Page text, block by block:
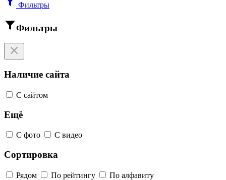
Фильтры
Фильтры
Наличие сайта
С сайтом
Ещё
С фото С видео
Сортировка
Рядом По рейтингу По алфавиту